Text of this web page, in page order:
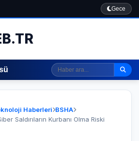
Gece
Haberleri BSHA
Saldırıların Kurbanı Olma Riski